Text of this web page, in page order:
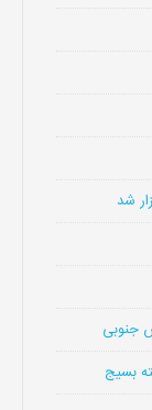
شد
جنوبی
بسیج